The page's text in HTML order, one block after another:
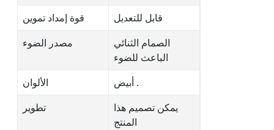
قوة إمداد تموين
قابل للتعديل
مصدر الضوء
الصمام الثنائي
الباعث للضوء
الألوان
أبيض .
تطوير
يمكن تصميم هذا
المنتج